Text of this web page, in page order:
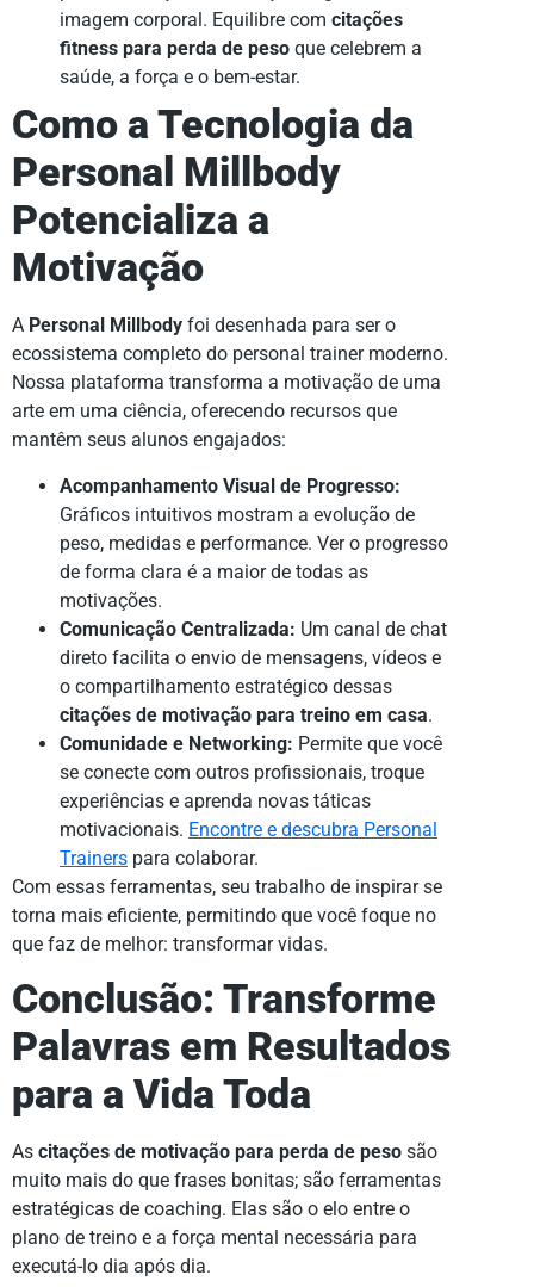
imagem corporal. Equilibre com citações
fitness para perda de peso que celebrem a
saúde, a força e o bem-estar.
Como a Tecnologia da
Personal Millbody
Potencializa a
Motivação
A Personal Millbody foi desenhada para ser o
ecossistema completo do personal trainer moderno.
Nossa plataforma transforma a motivação de uma
arte em uma ciência, oferecendo recursos que
mantêm seus alunos engajados:
Acompanhamento Visual de Progresso:
Gráficos intuitivos mostram a evolução de
peso, medidas e performance. Ver o progresso
de forma clara é a maior de todas as
motivações.
Comunicação Centralizada: Um canal de chat
direto facilita o envio de mensagens, vídeos e
o compartilhamento estratégico dessas
citações de motivação para treino em casa.
Comunidade e Networking: Permite que você
se conecte com outros profissionais, troque
experiências e aprenda novas táticas
motivacionais. Encontre e descubra Personal
Trainers para colaborar.
Com essas ferramentas, seu trabalho de inspirar se
torna mais eficiente, permitindo que você foque no
que faz de melhor: transformar vidas.
Conclusão: Transforme
Palavras em Resultados
para a Vida Toda
As citações de motivação para perda de peso são
muito mais do que frases bonitas; são ferramentas
estratégicas de coaching. Elas são o elo entre o
plano de treino e a força mental necessária para
executá-lo dia após dia.